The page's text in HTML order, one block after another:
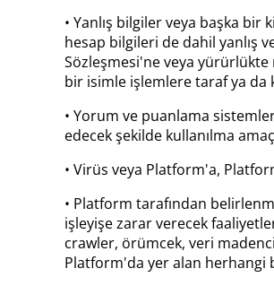
• Yanlış bilgiler veya başka bir
hesap bilgileri de dahil yanlış
Sözleşmesi'ne veya yürürlükte
bir isimle işlemlere taraf ya da
• Yorum ve puanlama
edecek şekilde kullanılma
• Virüs veya Platform'a,
• Platform tarafından
işleyişe zarar verecek
crawler, örümcek, veri
Platform'da yer alan herhangi